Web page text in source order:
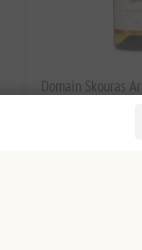
Domain Skouras
Peloponnes Tør
Chardonnay-
på fransk egetræ,